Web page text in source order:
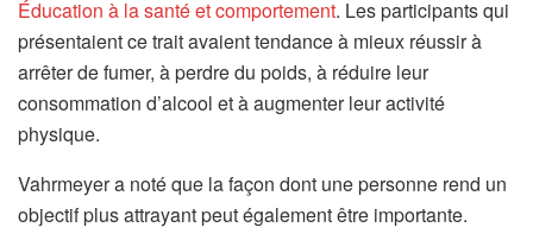
n
s
u
n
n
u
v
Éducation à la santé et comportement(
s
’
o
r
e
. Les participants qui
présentaient ce trait avaient tendance à mieux réussir à
arrêter de fumer, à perdre du poids, à réduire leur
consommation d’alcool et à augmenter leur activité
physique.
Vahrmeyer a noté que la façon dont une personne rend un
objectif plus attrayant peut également être importante.